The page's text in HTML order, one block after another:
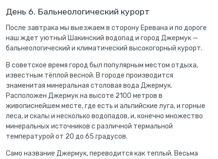
День 6. Бальнеологический курорт
После завтрака мы выезжаем в сторону Еревана и по дороге
наш ждет уютный Шакинский водопад и город Джермук —
бальнеологический и климатический высокогорный курорт.
В советское время город был популярным местом отдыха,
известным тёплой весной. В городе производится
знаменитая минеральная столовая вода Джермук.
Расположен Джермук на высоте 2100 метров в
живописнейшем месте, где есть и альпийские луга, и горные
леса, и скалы и несколько водопадов, и, конечно множество
минеральных источников с различной термальной
температурой от 20 до 65 градусов.
Само название Джермук, переводится как теплый. Весьма